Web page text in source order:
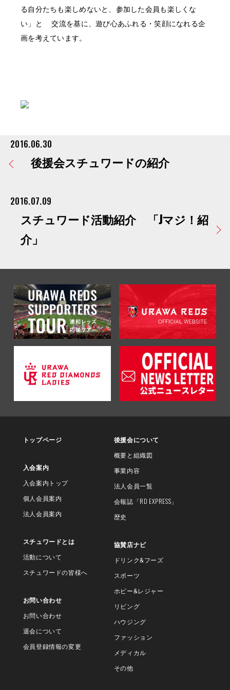
る自分たちも楽しめないと、参加した会員も楽しくな
い」と 交流を基に、遊び心あふれる・笑顔になれる企
画を考えています。
2016.06.30
後援会スチュワードの紹介
2016.07.09
スチュワード活動紹介 「Jマジ！紹
介」
トップページ
入会案内
入会案内トップ
個人会員案内
法人会員案内
スチュワードとは
活動について
スチュワードの皆様へ
お問い合わせ
お問い合わせ
退会について
会員登録情報の変更
後援会について
概要と組織図
事業内容
法人会員一覧
会報誌 「RD EXPRESS」
歴史
協賛店ナビ
ドリンク&フーズ
スポーツ
ホビー&レジャー
リビング
ハウジング
ファッション
メディカル
その他